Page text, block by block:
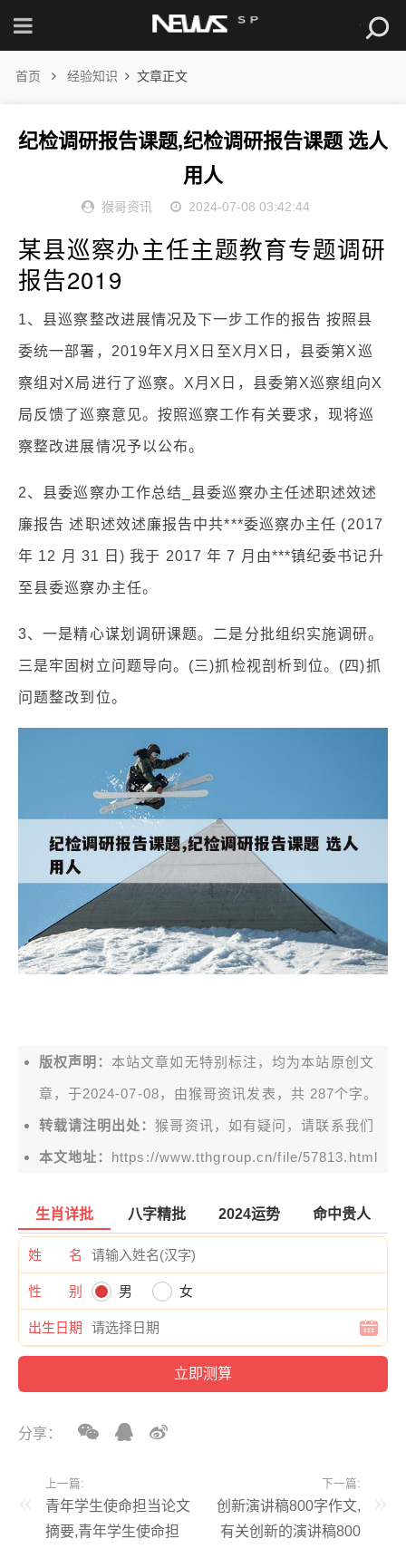
首页 经验知识 文章正文
纪检调研报告课题,纪检调研报告课题 选人
用人
猴哥资讯 2024-07-08 03:42:44
某县巡察办主任主题教育专题调研
报告2019
1、县巡察整改进展情况及下一步工作的报告 按照县
委统一部署，2019年X月X日至X月X日，县委第X巡
察组对X局进行了巡察。X月X日，县委第X巡察组向X
局反馈了巡察意见。按照巡察工作有关要求，现将巡
察整改进展情况予以公布。
2、县委巡察办工作总结_县委巡察办主任述职述效述
廉报告 述职述效述廉报告中共***委巡察办主任 (2017
年 12 月 31 日) 我于 2017 年 7 月由***镇纪委书记升
至县委巡察办主任。
3、一是精心谋划调研课题。二是分批组织实施调研。
三是牢固树立问题导向。(三)抓检视剖析到位。(四)抓
问题整改到位。
版权声明： 本站文章如无特别标注，均为本站原创文
章，于2024-07-08，由猴哥资讯 发表，共 287个字。
转载请注明出处：猴哥资讯，如有疑问，请联系我们
本文地址： https://www.tthgroup.cn/file/57813.html
生肖详批 八字精批 2024运势 命中贵人
姓 名
性 别 男 女
出生日期
分享：
上一篇:
青年学生使命担当论文
摘要,青年学生使命担
下一篇:
创新演讲稿800字作文,
有关创新的演讲稿800